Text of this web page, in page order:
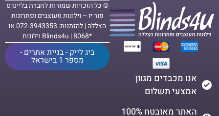
אנו מכבדים מגוון
אמצעי תשלום
האתר מאובטח 100%
© כל הזכויות שמורות לחברת בליינדס
פור יו – וילונות מעוצבים ופתרונות
הצללה | להזמנות: 072-3943353 או
*8068 | Blinds4u וילונות
ביג לייק - בניית אתרים -
מספר 1 בישראל